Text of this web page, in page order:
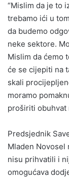
“Mislim da je to
trebamo ići u
da budemo
neke sektore.
Mislim da ćemo
će se cijepiti na
skali
moramo
proširiti obuhvat
Predsjednik
Mladen Novosel
nisu prihvatili i
omogućava